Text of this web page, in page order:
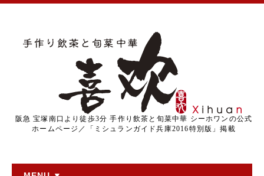
阪急 宝塚南口より徒歩3分 手作り飲茶と旬菜中華 シーホワンの公式
ホームページ／「ミシュランガイド兵庫2016特別版」掲載